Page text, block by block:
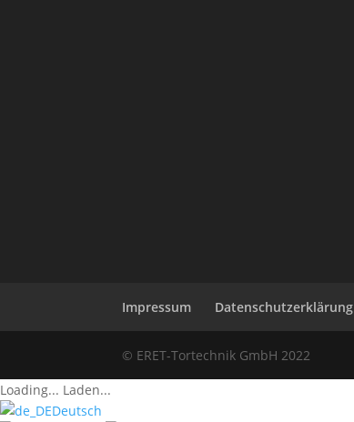
Impressum Datenschutzerklärung
© ERET-Tortechnik GmbH 2022
Loading... Laden...
Deutsch